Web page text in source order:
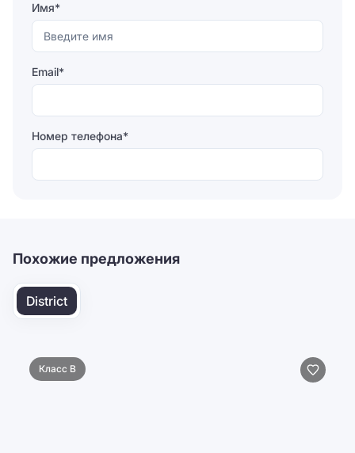
Имя*
Email*
Номер телефона*
Похожие предложения
District
Класс B